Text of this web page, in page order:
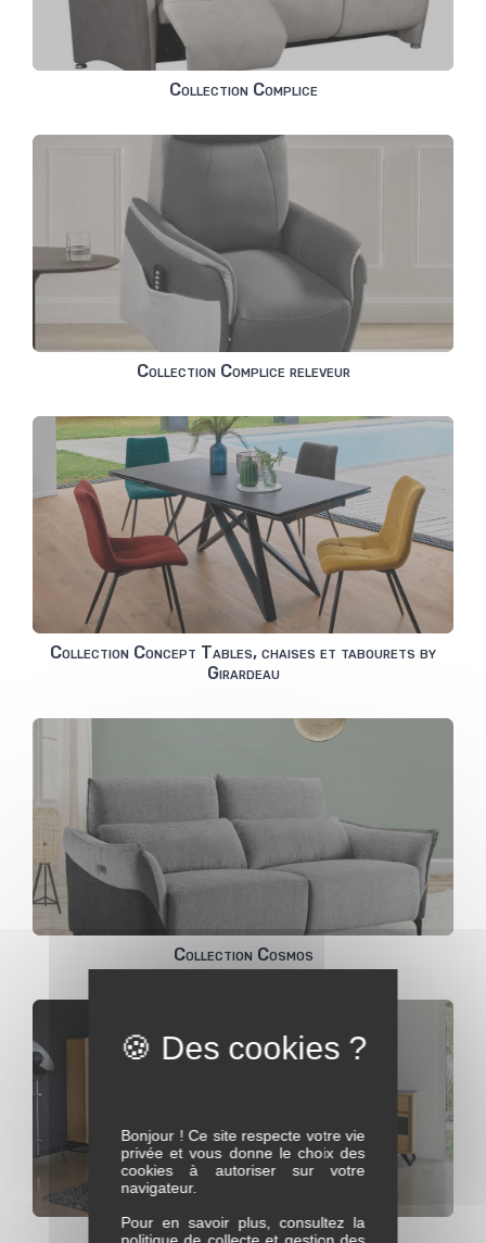
Collection Complice
Collection Complice releveur
Collection Concept Tables, chaises et tabourets by
Girardeau
Collection Cosmos
Collection Delta
Bonjour ! Ce site respecte votre vie
privée et vous donne le choix des
cookies à autoriser sur votre
navigateur.
Pour en savoir plus, consultez la